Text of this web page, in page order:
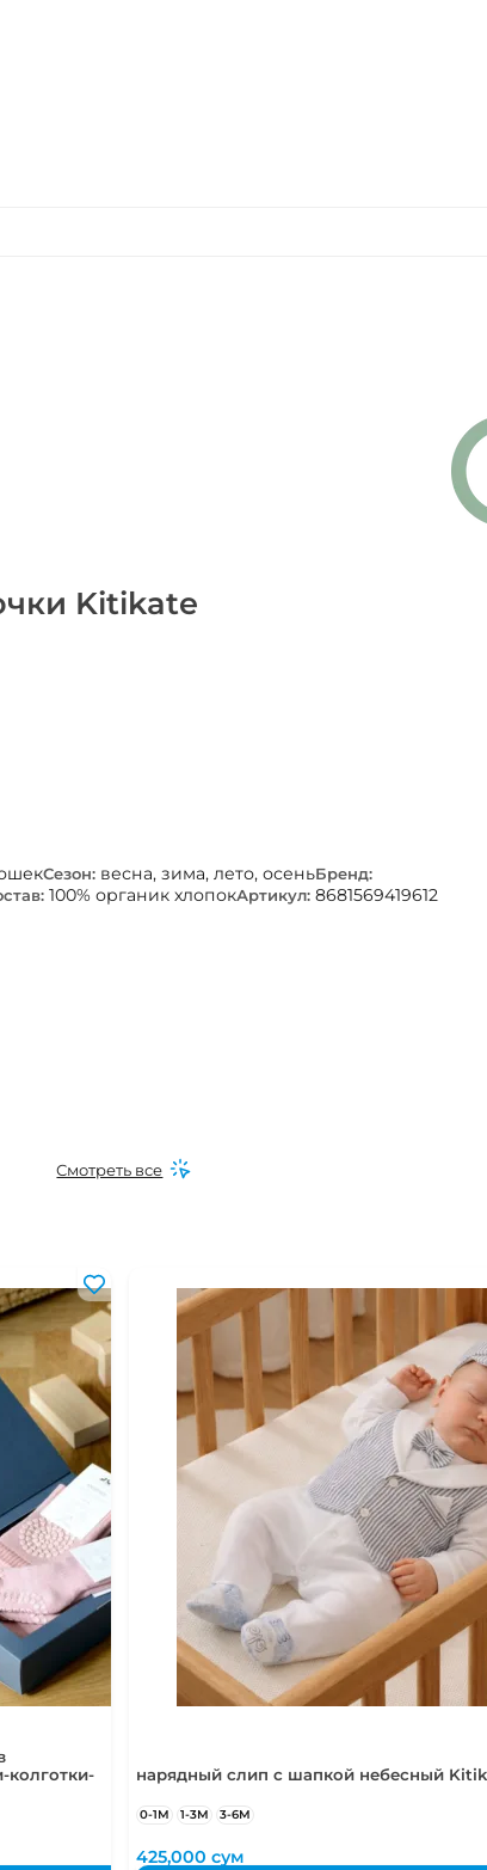
Kitikate
Сезон: весна, зима, лето, осеньБренд:
100% органик хлопокАртикул: 8681569419612
Смотреть все
колготки-
нарядный слип с шапкой небесный
0-1М 1-3М 3-6М
425,000 сум